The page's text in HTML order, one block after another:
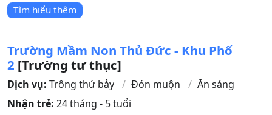
Tìm hiểu thêm
Trường Mầm Non Thủ Đức - Khu Phố
2 [Trường tư thục]
Dịch vụ: Trông thứ bảy Đón muộn
Ăn sáng
Nhận trẻ: 24 tháng - 5 tuổi